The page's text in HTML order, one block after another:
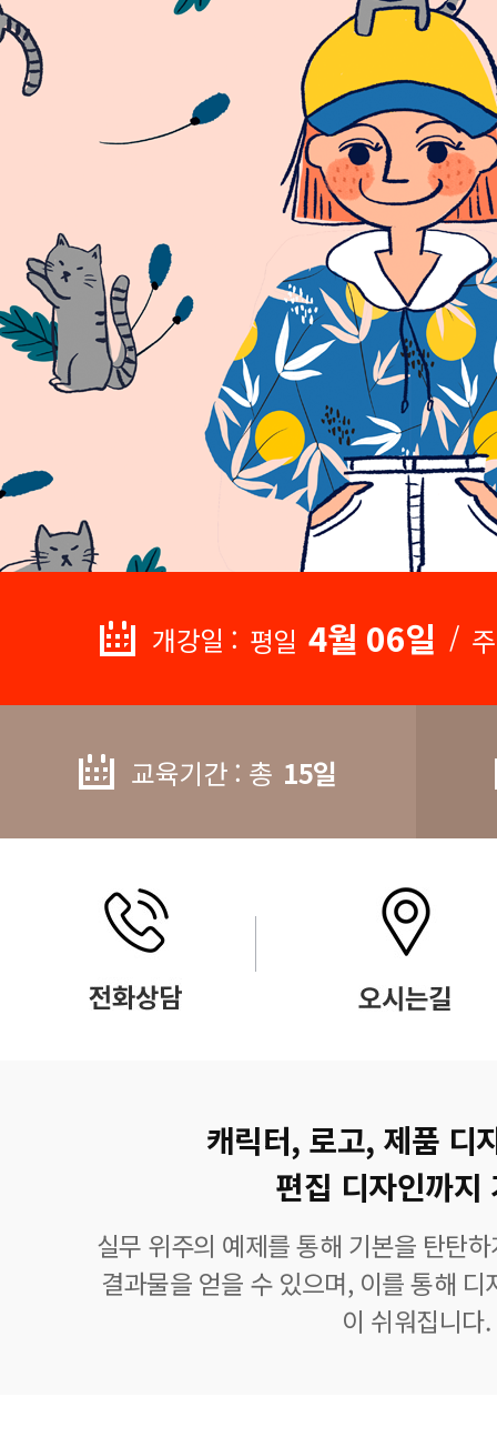
개강일 : 평일 4월 06일 /
교육기간 : 총 15일
캐릭터, 로고, 제품 디
편집 디자인까지
실무 위주의 예제를 통해 기본을 탄탄
결과물을 얻을 수 있으며, 이를 통해
이 쉬워집니다.